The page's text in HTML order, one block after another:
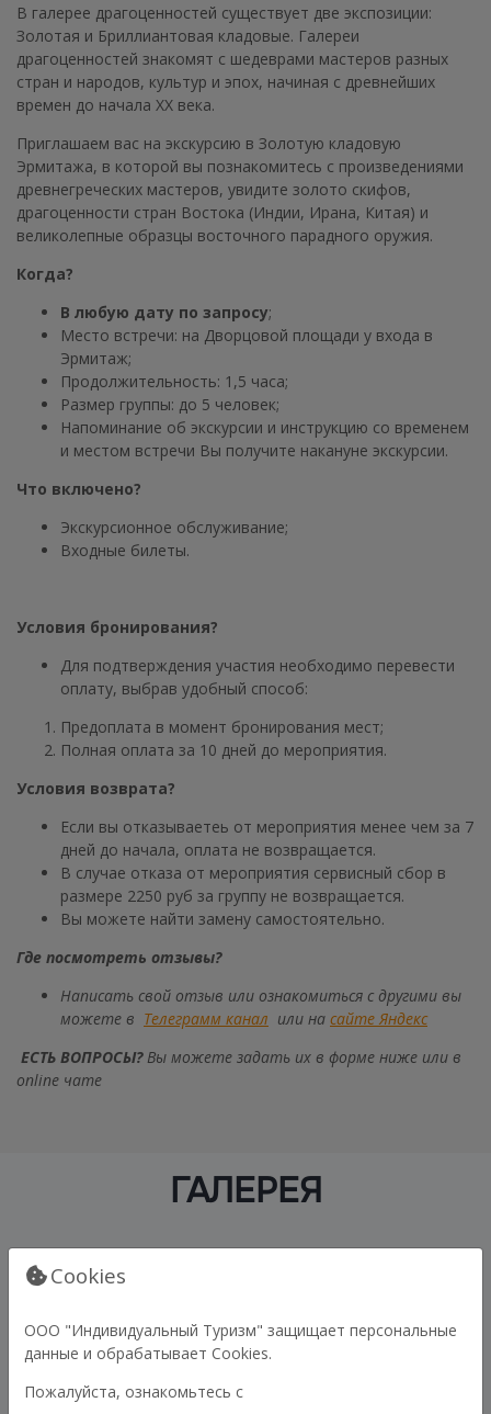
В галерее драгоценностей существует две экспозиции:
Золотая и Бриллиантовая кладовые. Галереи
драгоценностей знакомят с шедеврами мастеров разных
стран и народов, культур и эпох, начиная с древнейших
времен до начала XX века.
Приглашаем вас на экскурсию в Золотую кладовую
Эрмитажа, в которой вы познакомитесь с произведениями
древнегреческих мастеров, увидите золото скифов,
драгоценности стран Востока (Индии, Ирана, Китая) и
великолепные образцы восточного парадного оружия.
Когда?
В любую дату по запросу;
Место встречи: на Дворцовой площади у входа в
Эрмитаж;
Продолжительность: 1,5 часа;
Размер группы: до 5 человек;
Напоминание об экскурсии и инструкцию со временем
и местом встречи Вы получите накануне экскурсии.
Что включено?
Экскурсионное обслуживание;
Входные билеты.
Условия бронирования?
Для подтверждения участия необходимо перевести
оплату, выбрав удобный способ:
Предоплата в момент бронирования мест;
Полная оплата за 10 дней до мероприятия.
Условия возврата?
Если вы отказываетеь от мероприятия менее чем за 7
дней до начала, оплата не возвращается.
В случае отказа от мероприятия сервисный сбор в
размере 2250 руб за группу не возвращается.
Вы можете найти замену самостоятельно.
Где посмотреть отзывы?
Написать свой отзыв или ознакомиться с другими вы
можете в Телеграмм канал или на сайте Яндекс
ЕСТЬ ВОПРОСЫ?Вы можете задать их в форме ниже или в
online чате
ГАЛЕРЕЯ
Cookies
ООО "Индивидуальный Туризм" защищает персональные
данные и обрабатывает Cookies.
Пожалуйста, ознакомьтесь с